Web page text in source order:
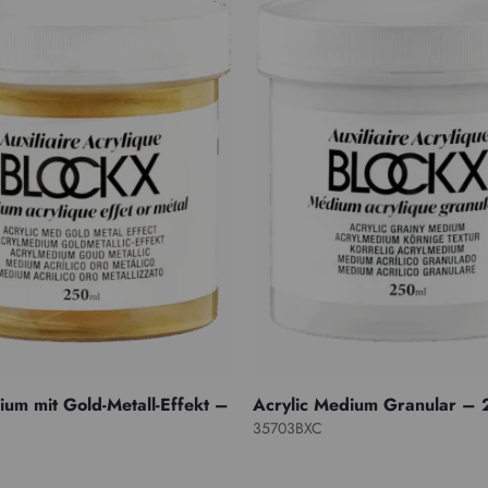
mit Gold-Metall-Effekt – Acrylic Medium Granular –
35703BXC